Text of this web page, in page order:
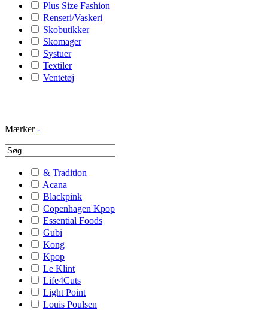
Plus Size Fashion
Renseri/Vaskeri
Skobutikker
Skomager
Systuer
Textiler
Ventetøj
Mærker -
& Tradition
Acana
Blackpink
Copenhagen Kpop
Essential Foods
Gubi
Kong
Kpop
Le Klint
Life4Cuts
Light Point
Louis Poulsen